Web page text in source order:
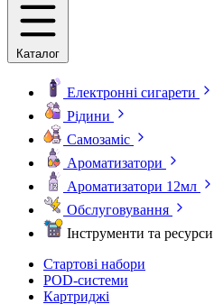
Каталог
Електронні сигарети
Рідини
Самозаміс
Ароматизатори
Ароматизатори 12мл
Обслуговування
Інструменти та ресурси
Стартові набори
POD-системи
Картриджі